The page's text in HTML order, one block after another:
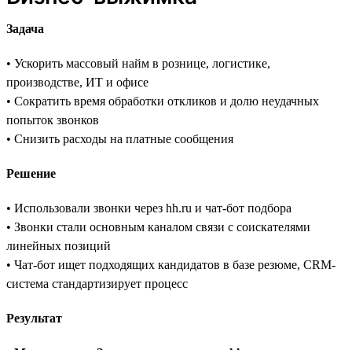
Задача
• Ускорить массовый найм в рознице, логистике,
производстве, ИТ и офисе
• Сократить время обработки откликов и долю неудачных
попыток звонков
• Снизить расходы на платные сообщения
Решение
• Использовали звонки через hh.ru и чат-бот подбора
• Звонки стали основным каналом связи с соискателями
линейных позиций
• Чат-бот ищет подходящих кандидатов в базе резюме, CRM-
система стандартизирует процесс
Результат